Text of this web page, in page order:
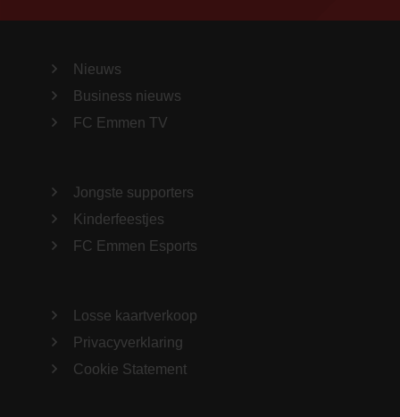
Nieuws
Business nieuws
FC Emmen TV
Jongste supporters
Kinderfeestjes
FC Emmen Esports
Losse kaartverkoop
Privacyverklaring
Cookie Statement